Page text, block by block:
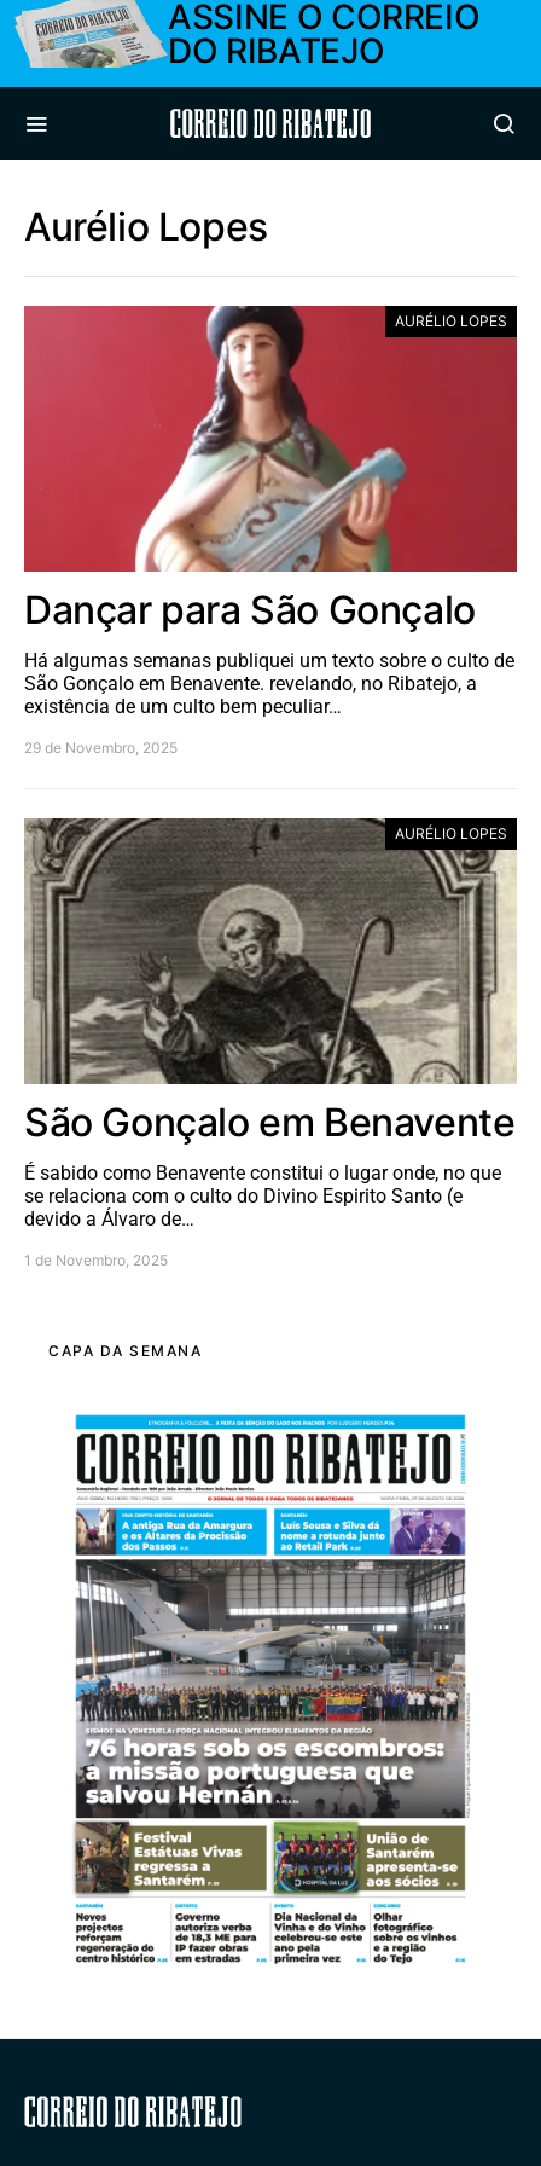
ASSINE O CORREIO
DO RIBATEJO
Correio do Ribatejo
Aurélio Lopes
AURÉLIO LOPES
Dançar para São Gonçalo
Há algumas semanas publiquei um texto sobre o culto de
São Gonçalo em Benavente. revelando, no Ribatejo, a
existência de um culto bem peculiar…
29 de Novembro, 2025
AURÉLIO LOPES
São Gonçalo em Benavente
É sabido como Benavente constitui o lugar onde, no que
se relaciona com o culto do Divino Espirito Santo (e
devido a Álvaro de…
1 de Novembro, 2025
CAPA DA SEMANA
Correio do Ribatejo